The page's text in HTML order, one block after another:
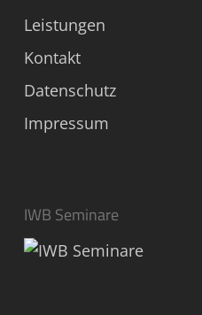
Leistungen
Kontakt
Datenschutz
Impressum
IWB Seminare